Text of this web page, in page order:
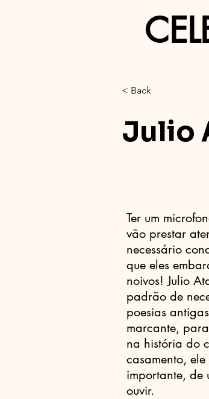
< Back
Julio
Ter um
vão prestar
necessário
que eles
noivos! Julio
padrão de
poesias
marcante,
na história do
casamento,
importante, de
ouvir.